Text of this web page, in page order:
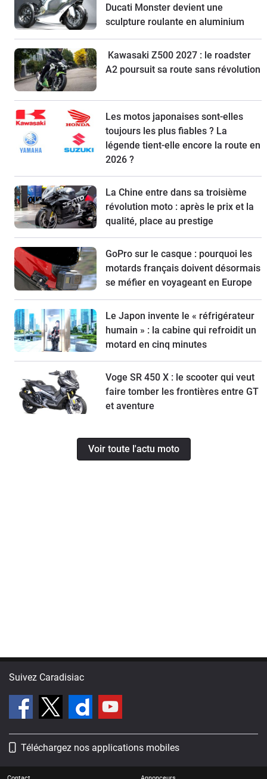
Ducati Monster devient une
sculpture roulante en aluminium
Kawasaki Z500 2027 : le roadster
A2 poursuit sa route sans révolution
Les motos japonaises sont-elles
toujours les plus fiables ? La
légende tient-elle encore la route en
2026 ?
La Chine entre dans sa troisième
révolution moto : après le prix et la
qualité, place au prestige
GoPro sur le casque : pourquoi les
motards français doivent désormais
se méfier en voyageant en Europe
Le Japon invente le « réfrigérateur
humain » : la cabine qui refroidit un
motard en cinq minutes
Voge SR 450 X : le scooter qui veut
faire tomber les frontières entre GT
et aventure
Voir toute l'actu moto
Suivez Caradisiac
Téléchargez nos applications mobiles